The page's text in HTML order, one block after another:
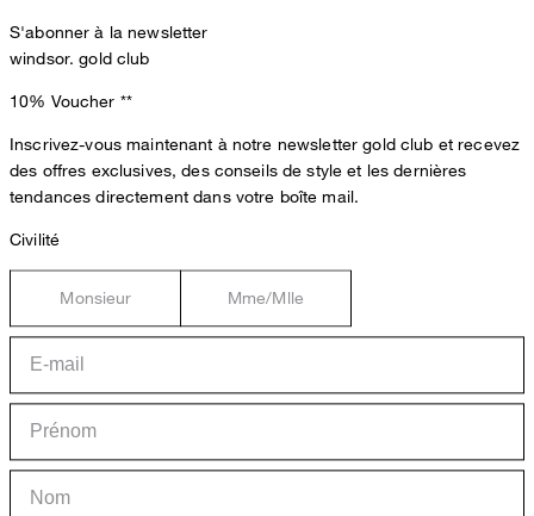
S'abonner à la newsletter
windsor. gold club
10% Voucher **
Inscrivez-vous maintenant à notre newsletter gold club et recevez
des offres exclusives, des conseils de style et les dernières
tendances directement dans votre boîte mail.
Civilité
Monsieur Mme/Mlle